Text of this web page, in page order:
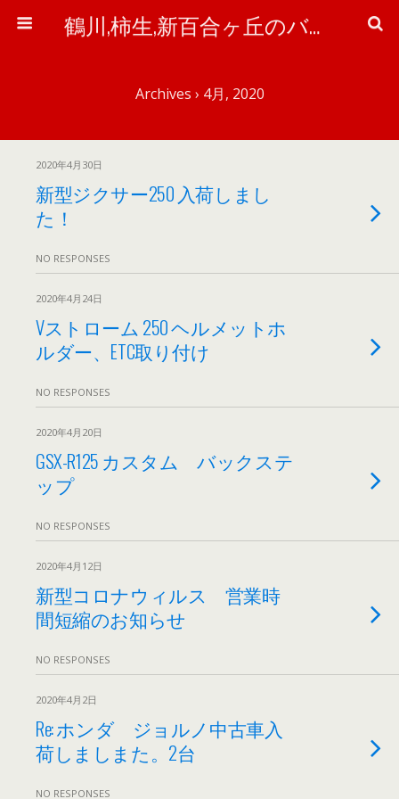
鶴川,柿生,新百合ヶ丘のバイク＆自転車屋さん「ワイズ・ピット」のブログ
Archives › 4月, 2020
2020年4月30日
新型ジクサー250 入荷しまし
た！
NO RESPONSES
2020年4月24日
Vストローム 250 ヘルメットホ
ルダー、ETC取り付け
NO RESPONSES
2020年4月20日
GSX-R125 カスタム バックステ
ップ
NO RESPONSES
2020年4月12日
新型コロナウィルス 営業時
間短縮のお知らせ
NO RESPONSES
2020年4月2日
Re: ホンダ ジョルノ中古車入
荷しましまた。2台
NO RESPONSES